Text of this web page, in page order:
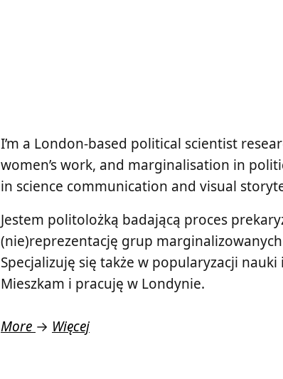
I’m a London-based political scientist
women’s work, and marginalisation in
in science communication and visual
Jestem politolożką badającą proces
(nie)reprezentację grup
Specjalizuję się także w popularyzacji
Mieszkam i pracuję w Londynie.
More → Więcej